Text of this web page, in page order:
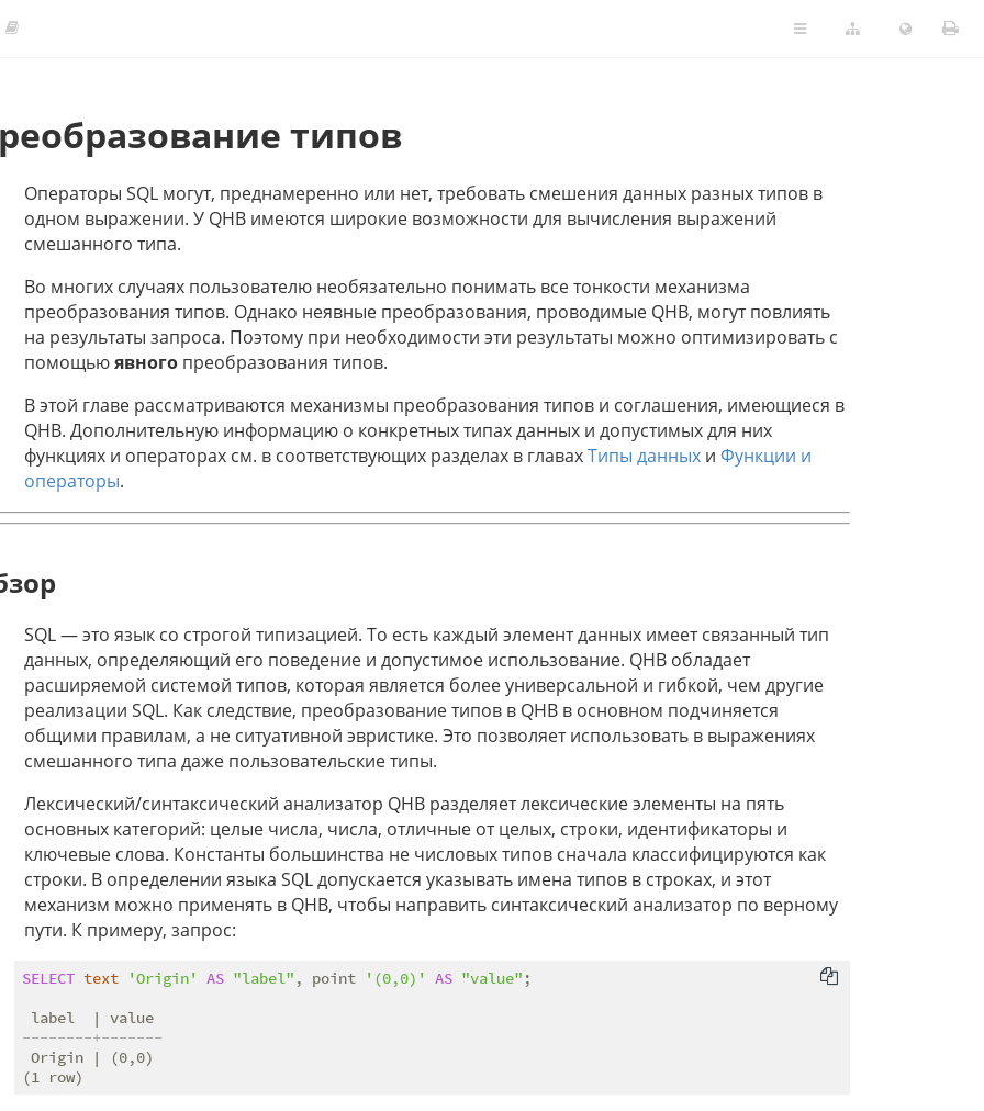
типов
Операторы SQL могут, преднамеренно или нет, требовать смешения данных разных типов в
одном выражении. У QHB имеются широкие возможности для вычисления выражений
смешанного типа.
Во многих случаях пользователю необязательно понимать все тонкости механизма
преобразования типов. Однако неявные преобразования, проводимые QHB, могут повлиять
на результаты запроса. Поэтому при необходимости эти результаты можно оптимизировать с
помощьюявного преобразования типов.
В этой главе рассматриваются механизмы преобразования типов и соглашения, имеющиеся в
QHB. Дополнительную информацию о конкретных типах данных и допустимых для них
функциях и операторах см. в соответствующих разделах в главахТипы данных и Функции и
операторы.
SQL — это язык со строгой типизацией. То есть каждый элемент данных имеет связанный тип
данных, определяющий его поведение и допустимое использование. QHB обладает
расширяемой системой типов, которая является более универсальной и гибкой, чем другие
реализации SQL. Как следствие, преобразование типов в QHB в основном подчиняется
общими правилам, а не ситуативной эвристике. Это позволяет использовать в выражениях
смешанного типа даже пользовательские типы.
Лексический/синтаксический анализатор QHB разделяет лексические элементы на пять
основных категорий: целые числа, числа, отличные от целых, строки, идентификаторы и
ключевые слова. Константы большинства не числовых типов сначала классифицируются как
строки. В определении языка SQL допускается указывать имена типов в строках, и этот
механизм можно применять в QHB, чтобы направить синтаксический анализатор по верному
пути. К примеру, запрос:
SELECT text 'Origin' AS "label" , point '(0,0)' AS "value" ;
--------+-------
Origin | (0,0)